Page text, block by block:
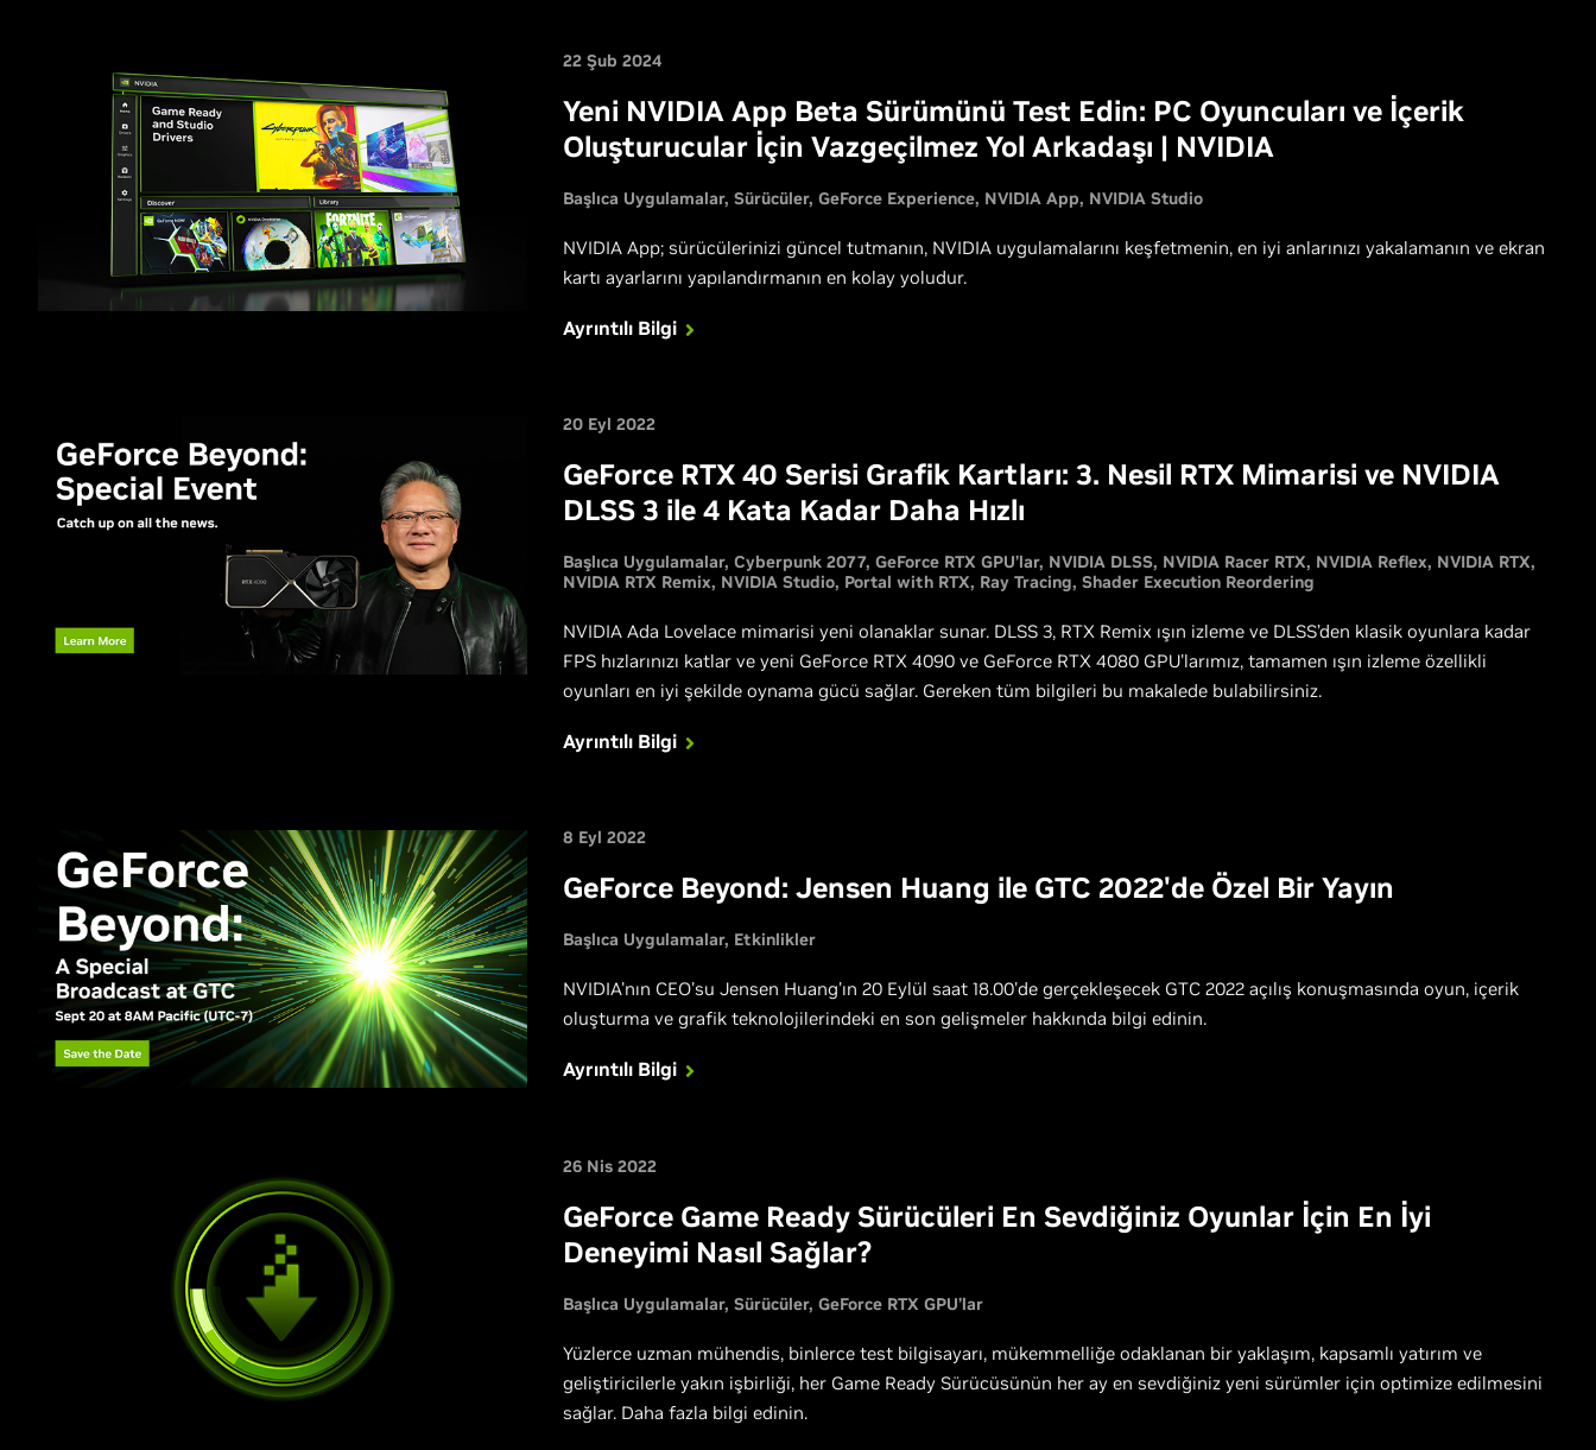
22 Şub 2024
Yeni NVIDIA App Beta Sürümünü Test Edin: PC Oyuncuları ve İçerik
Oluşturucular İçin Vazgeçilmez Yol Arkadaşı | NVIDIA
Başlıca Uygulamalar Sürücüler GeForce Experience NVIDIA App NVIDIA Studio
NVIDIA App; sürücülerinizi güncel tutmanın, NVIDIA uygulamalarını keşfetmenin, en iyi anlarınızı yakalamanın ve ekran
kartı ayarlarını yapılandırmanın en kolay yoludur.
Ayrıntılı Bilgi
20 Eyl 2022
GeForce RTX 40 Serisi Grafik Kartları: 3. Nesil RTX Mimarisi ve NVIDIA
DLSS 3 ile 4 Kata Kadar Daha Hızlı
Başlıca Uygulamalar Cyberpunk 2077 GeForce RTX GPU’lar NVIDIA DLSS NVIDIA Racer RTX NVIDIA Reflex NVIDIA RTX
NVIDIA RTX Remix NVIDIA Studio Portal with RTX Ray Tracing Shader Execution Reordering
NVIDIA Ada Lovelace mimarisi yeni olanaklar sunar. DLSS 3, RTX Remix ışın izleme ve DLSS’den klasik oyunlara kadar
FPS hızlarınızı katlar ve yeni GeForce RTX 4090 ve GeForce RTX 4080 GPU'larımız, tamamen ışın izleme özellikli
oyunları en iyi şekilde oynama gücü sağlar. Gereken tüm bilgileri bu makalede bulabilirsiniz.
Ayrıntılı Bilgi
8 Eyl 2022
GeForce Beyond: Jensen Huang ile GTC 2022'de Özel Bir Yayın
Başlıca Uygulamalar Etkinlikler
NVIDIA'nın CEO'su Jensen Huang'ın 20 Eylül saat 18.00'de gerçekleşecek GTC 2022 açılış konuşmasında oyun, içerik
oluşturma ve grafik teknolojilerindeki en son gelişmeler hakkında bilgi edinin.
Ayrıntılı Bilgi
26 Nis 2022
GeForce Game Ready Sürücüleri En Sevdiğiniz Oyunlar İçin En İyi
Deneyimi Nasıl Sağlar?
Başlıca Uygulamalar Sürücüler GeForce RTX GPU’lar
Yüzlerce uzman mühendis, binlerce test bilgisayarı, mükemmelliğe odaklanan bir yaklaşım, kapsamlı yatırım ve
geliştiricilerle yakın işbirliği, her Game Ready Sürücüsünün her ay en sevdiğiniz yeni sürümler için optimize edilmesini
sağlar. Daha fazla bilgi edinin.